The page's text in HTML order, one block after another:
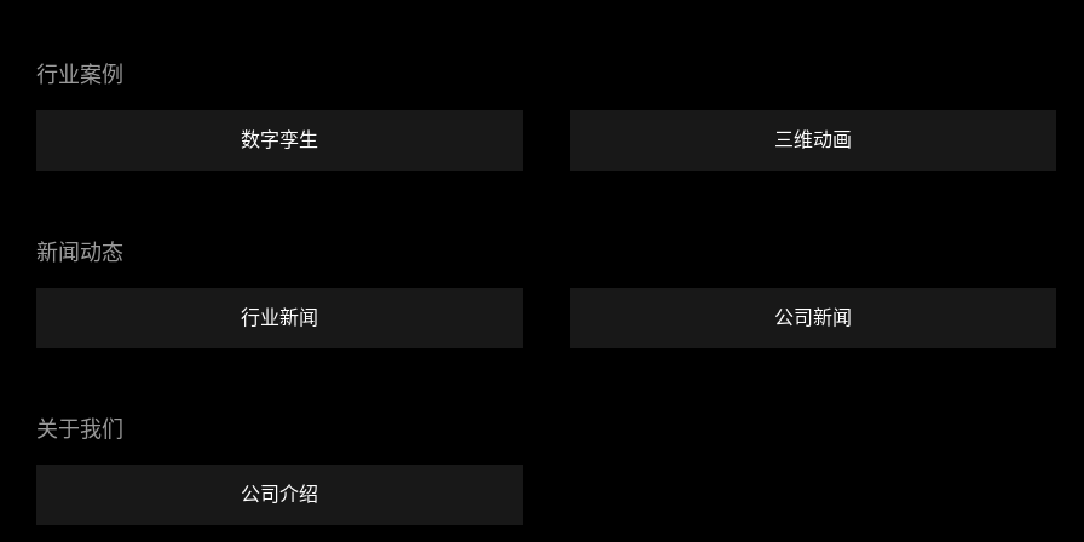
行业案例
数字孪生 三维动画
新闻动态
行业新闻 公司新闻
关于我们
公司介绍